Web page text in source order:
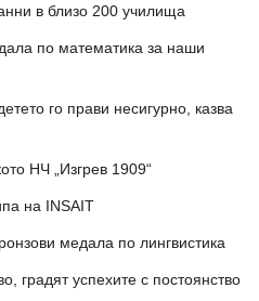
в близо 200 училища
по математика за наши
го прави несигурно, казва
НЧ „Изгрев 1909“
на INSAIT
медала по лингвистика
градят успехите с постоянство